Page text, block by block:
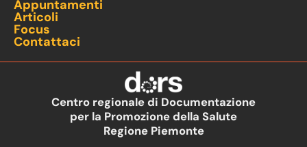
Appuntamenti
Articoli
Focus
Contattaci
Centro regionale di Documentazione
per la Promozione della Salute
Regione Piemonte